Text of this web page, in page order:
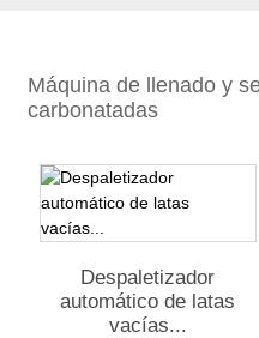
Máquina de llenado y
carbonatadas
Despaletizador
automático de latas
vacías...